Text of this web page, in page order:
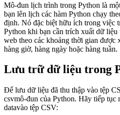
Mô-đun lịch trình trong Python là
bạn lên lịch các hàm Python chạy
định. Nó đặc biệt hữu ích trong việc
Python khi bạn cần trích xuất dữ
web theo các khoảng thời gian được
hàng giờ, hàng ngày hoặc hàng tuần.
Lưu trữ dữ liệu trong
Để lưu dữ liệu đã thu thập vào tệp
csvmô-đun của Python. Hãy tiếp tục
datavào tệp CSV: